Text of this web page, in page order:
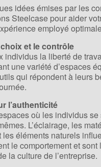
idées émises par les
Steelcase pour aider
employé
et le contrôle
individus la liberté de
une variété d’espaces
qui répondent à leurs
l’authenticité
où les individus
L’éclairage, les
les éléments naturels
le comportement et sont
la culture de l’entreprise.